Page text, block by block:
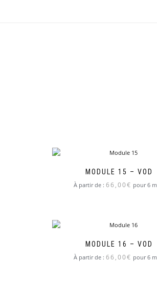
MODULE 15 – VOD
À partir de :66,00€ pour 6
MODULE 16 – VOD
À partir de :66,00€ pour 6